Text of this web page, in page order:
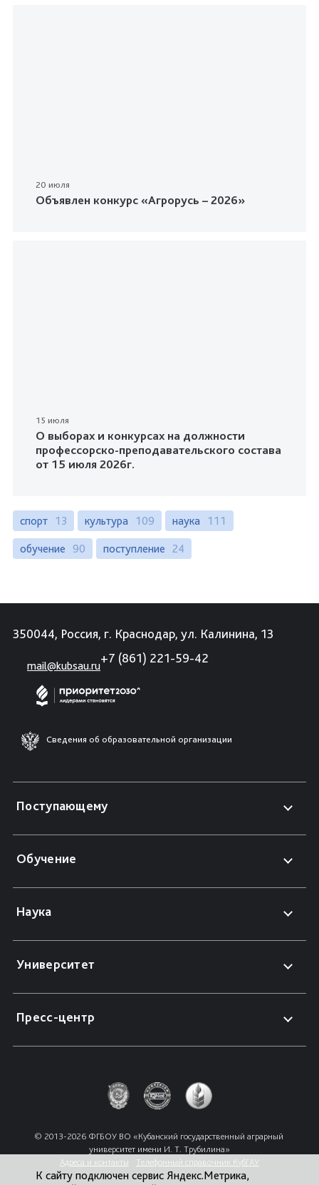
20 июля
Объявлен конкурс «Агрорусь – 2026»
15 июля
О выборах и конкурсах на должности
профессорско-преподавательского состава
от 15 июля 2026г.
спорт 13 культура 109 наука 111
обучение 90 поступление 24
350044, Россия, г. Краснодар, ул. Калинина, 13
mail@kubsau.ru
+7 (861) 221-59-42
Сведения об образовательной организации
Поступающему
Обучение
Наука
Университет
Пресс-центр
© 2013-2026 ФГБОУ ВО «Кубанский государственный аграрный
университет имени И. Т. Трубилина»
Адреса и контакты
Телефонный справочник КубГАУ
К сайту подключен сервис Яндекс.Метрика,